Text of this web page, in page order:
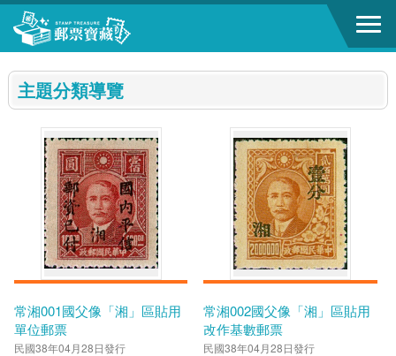
跳到主要內容區塊
主題分類導覽
常湘001國父像「湘」區貼用
單位郵票
民國38年04月28日發行
常湘002國父像「湘」區貼用
改作基數郵票
民國38年04月28日發行